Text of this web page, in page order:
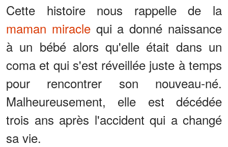
Cette histoire nous rappelle de la
maman miraclequi a donné naissance
à un bébé alors qu'elle était dans un
coma et qui s'est réveillée juste à temps
pour rencontrer son nouveau-né.
Malheureusement, elle est décédée
trois ans après l'accident qui a changé
sa vie.